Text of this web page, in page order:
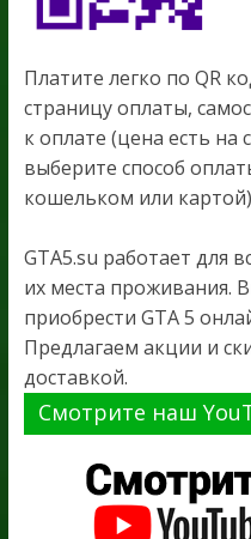
Платите легко по QR
страницу оплаты,
к оплате (цена есть на
выберите способ
кошельком или
GTA5.su работает для
их места проживания.
приобрести GTA 5
Предлагаем акции и
доставкой.
Смотрите наш